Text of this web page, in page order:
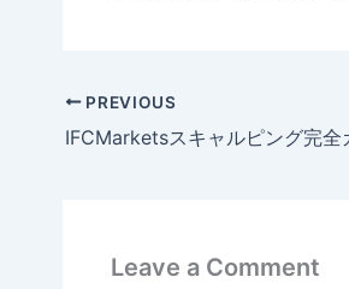
PREVIOUS
Leave a Comment